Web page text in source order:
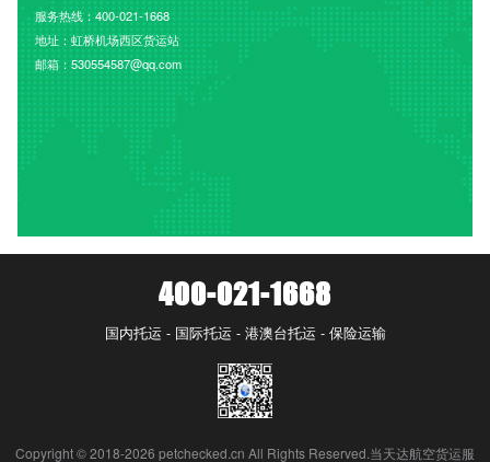
服务热线：400-021-1668
地址：虹桥机场西区货运站
邮箱：530554587@qq.com
400-021-1668
国内托运 - 国际托运 - 港澳台托运 - 保险运输
Copyright © 2018-2026 petchecked.cn All Rights Reserved.当天达航空货运服